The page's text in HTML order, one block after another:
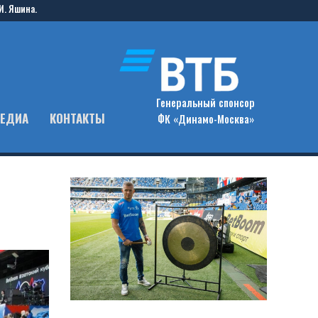
Яшина.
КОНТАКТЫ
Генеральный спонсор
ФК «Динамо-Москва»